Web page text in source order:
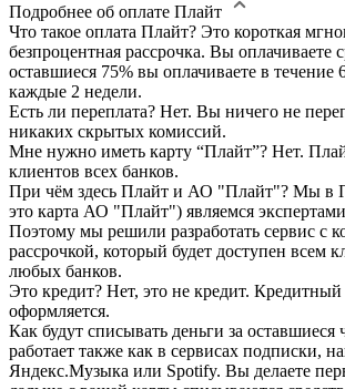
Подробнее об оплате Плайт
Что такое оплата Плайт? Это короткая
безпроцентная рассрочка. Вы оплачиваете
оставшиеся 75% вы оплачиваете в течение
каждые 2 недели.
Есть ли переплата? Нет. Вы ничего не
никаких скрытых комиссий.
Мне нужно иметь карту “Плайт”? Нет.
клиентов всех банков.
При чём здесь Плайт и АО "Плайт"? Мы в
это карта АО "Плайт") являемся
Поэтому мы решили разработать сервис с
рассрочкой, который будет доступен всем
любых банков.
Это кредит? Нет, это не кредит. Кредитный
оформляется.
Как будут списывать деньги за оставшиеся
работает также как в сервисах подписки,
Яндекс.Музыка или Spotify. Вы делаете